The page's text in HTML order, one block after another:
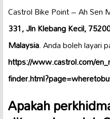
Castrol Bike Point – Ah Sen
331, Jln Klebang Kecil,
Malaysia. Anda boleh layari
https://www.castrol.com/
Apakah